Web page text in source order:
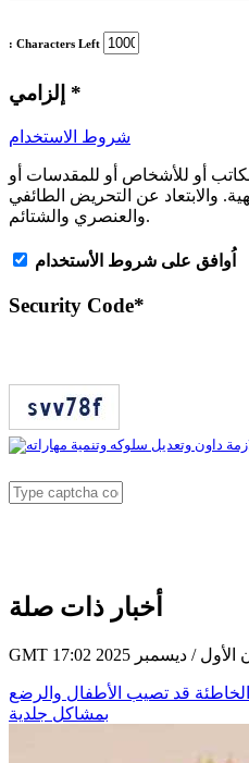
: Characters Left
*
شروط الاستخدام
أو للأشخاص أو للمقدسات أو
والابتعاد عن التحريض الطائفي
والعنصري والشتائم.
اُوافق على شروط الأستخدام
Security Code*
أخبار ذات صلة
الخاطئة قد تصيب الأطفال والرضع
بمشاكل جلدية